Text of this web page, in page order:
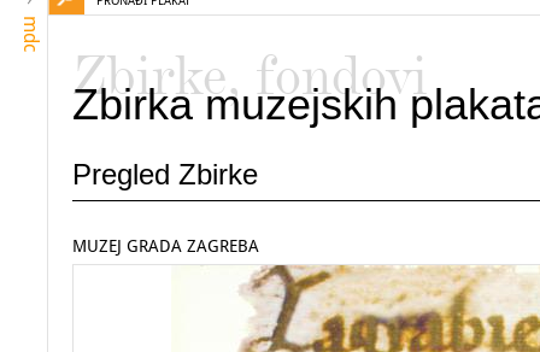
mdc
Zbirke, fondovi
Zbirka muzejskih
Pregled Zbirke
MUZEJ GRADA ZAGREBA